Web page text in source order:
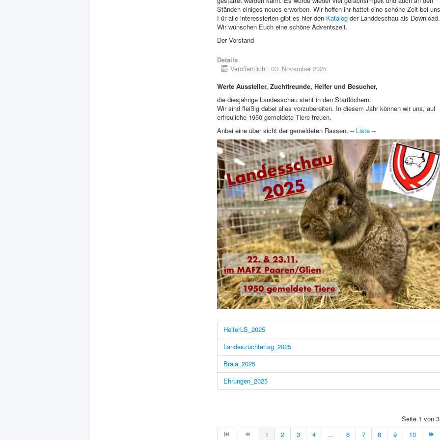
Ständen einiges neues erworben. Wir hoffen ihr hattet eine schöne Zeit bei
Für alle interessierten gibt es hier den Katalog der Landdeschau als Download.
Wir wünschen Euch eine schöne Adventszeit.
Der Vorstand
Details
Veröffentlicht: 03. November 2025
Werte Aussteller, Zuchtfreunde, Helfer und Besucher,
die diesjährige Landesschau steht in den Startlöchern.
Wir sind fleißig dabei alles vorzubereiten. In diesem Jahr können wir uns, auf
erfreuliche 1950 gemeldete Tiere freuen.
Anbei eine über sicht der gemeldeten Rassen. -- Liste --
HelferLS_2025
Landeszüchtertag_2025
Brala_2025
Ehrungen_2025
Seite 1 von
1
2 3 4 ... 6 7 8 9 10